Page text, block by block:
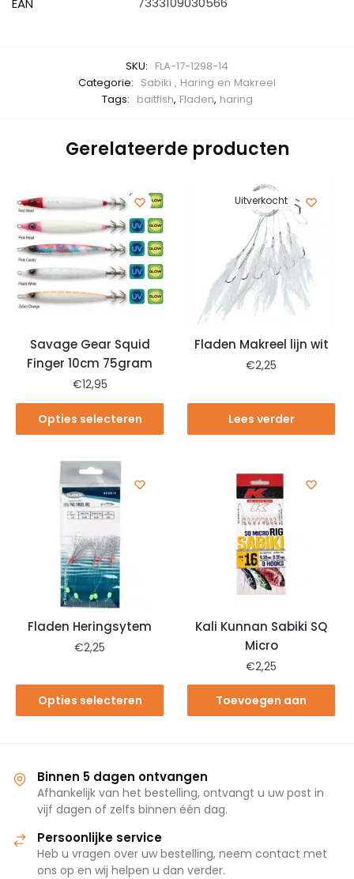
SKU: FLA-17-1298-14
Categorie: Sabiki , Haring en Makreel
Tags: baitfish, Fladen, haring
Gerelateerde producten
Savage Gear Squid
Finger 10cm 75gram
€12,95
Opties selecteren
Uitverkocht
Fladen Makreel lijn wit
€2,25
Lees verder
Fladen Heringsytem
€2,25
Opties selecteren
Kali Kunnan Sabiki SQ
Micro
€2,25
Toevoegen aan
Binnen 5 dagen ontvangen
Afhankelijk van het bestelling, ontvangt u uw post in
vijf dagen of zelfs binnen één dag.
Persoonlijke service
Heb u vragen over uw bestelling, neem contact met
ons op en wij helpen u dan verder.